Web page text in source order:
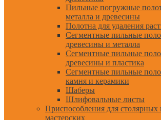
Пильные погружные
металла и древесины
Полотна для удаления
Сегментные пильные
древесины и металла
Сегментные пильные
древесины и пластика
Сегментные пильные
камня и керамики
Шаберы
Шлифовальные листы
Приспособления для
мастерских